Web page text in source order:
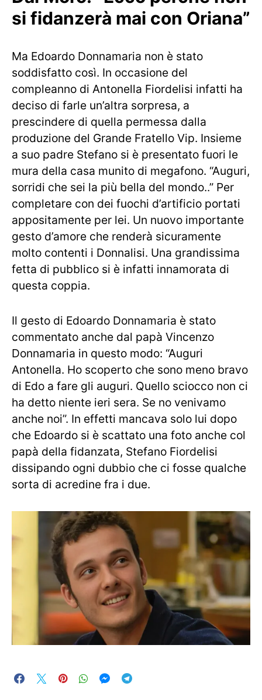
si fidanzerà mai con Oriana”
Ma Edoardo Donnamaria non è stato
soddisfatto così. In occasione del
compleanno di Antonella Fiordelisi infatti ha
deciso di farle un’altra sorpresa, a
prescindere di quella permessa dalla
produzione del Grande Fratello Vip. Insieme
a suo padre Stefano si è presentato fuori le
mura della casa munito di megafono. “Auguri,
sorridi che sei la più bella del mondo..” Per
completare con dei fuochi d’artificio portati
appositamente per lei. Un nuovo importante
gesto d’amore che renderà sicuramente
molto contenti i Donnalisi. Una grandissima
fetta di pubblico si è infatti innamorata di
questa coppia.
Il gesto di Edoardo Donnamaria è stato
commentato anche dal papà Vincenzo
Donnamaria in questo modo: “Auguri
Antonella. Ho scoperto che sono meno bravo
di Edo a fare gli auguri. Quello sciocco non ci
ha detto niente ieri sera. Se no venivamo
anche noi”. In effetti mancava solo lui dopo
che Edoardo si è scattato una foto anche col
papà della fidanzata, Stefano Fiordelisi
dissipando ogni dubbio che ci fosse qualche
sorta di acredine fra i due.